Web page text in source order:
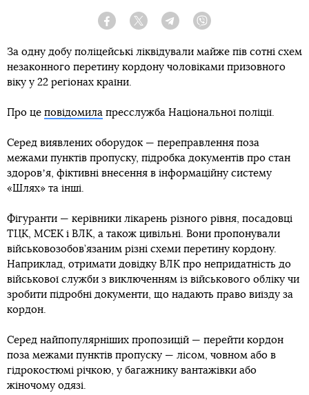
Facebook Twitter Telegram
За одну добу поліцейські ліквідували майже пів сотні схем
незаконного перетину кордону чоловіками призовного
віку у 22 регіонах країни.
Про це повідомила пресслужба Національної поліції.
Серед виявлених оборудок — переправлення поза
межами пунктів пропуску, підробка документів про стан
здоровʼя, фіктивні внесення в інформаційну систему
«Шлях» та інші.
Фігуранти — керівники лікарень різного рівня, посадовці
ТЦК, МСЕК і ВЛК, а також цивільні. Вони пропонували
військовозобов’язаним різні схеми перетину кордону.
Наприклад, отримати довідку ВЛК про непридатність до
військової служби з виключенням із військового обліку чи
зробити підробні документи, що надають право виїзду за
кордон.
Серед найпопулярніших пропозицій — перейти кордон
поза межами пунктів пропуску — лісом, човном або в
гідрокостюмі річкою, у багажнику вантажівки або
жіночому одязі.